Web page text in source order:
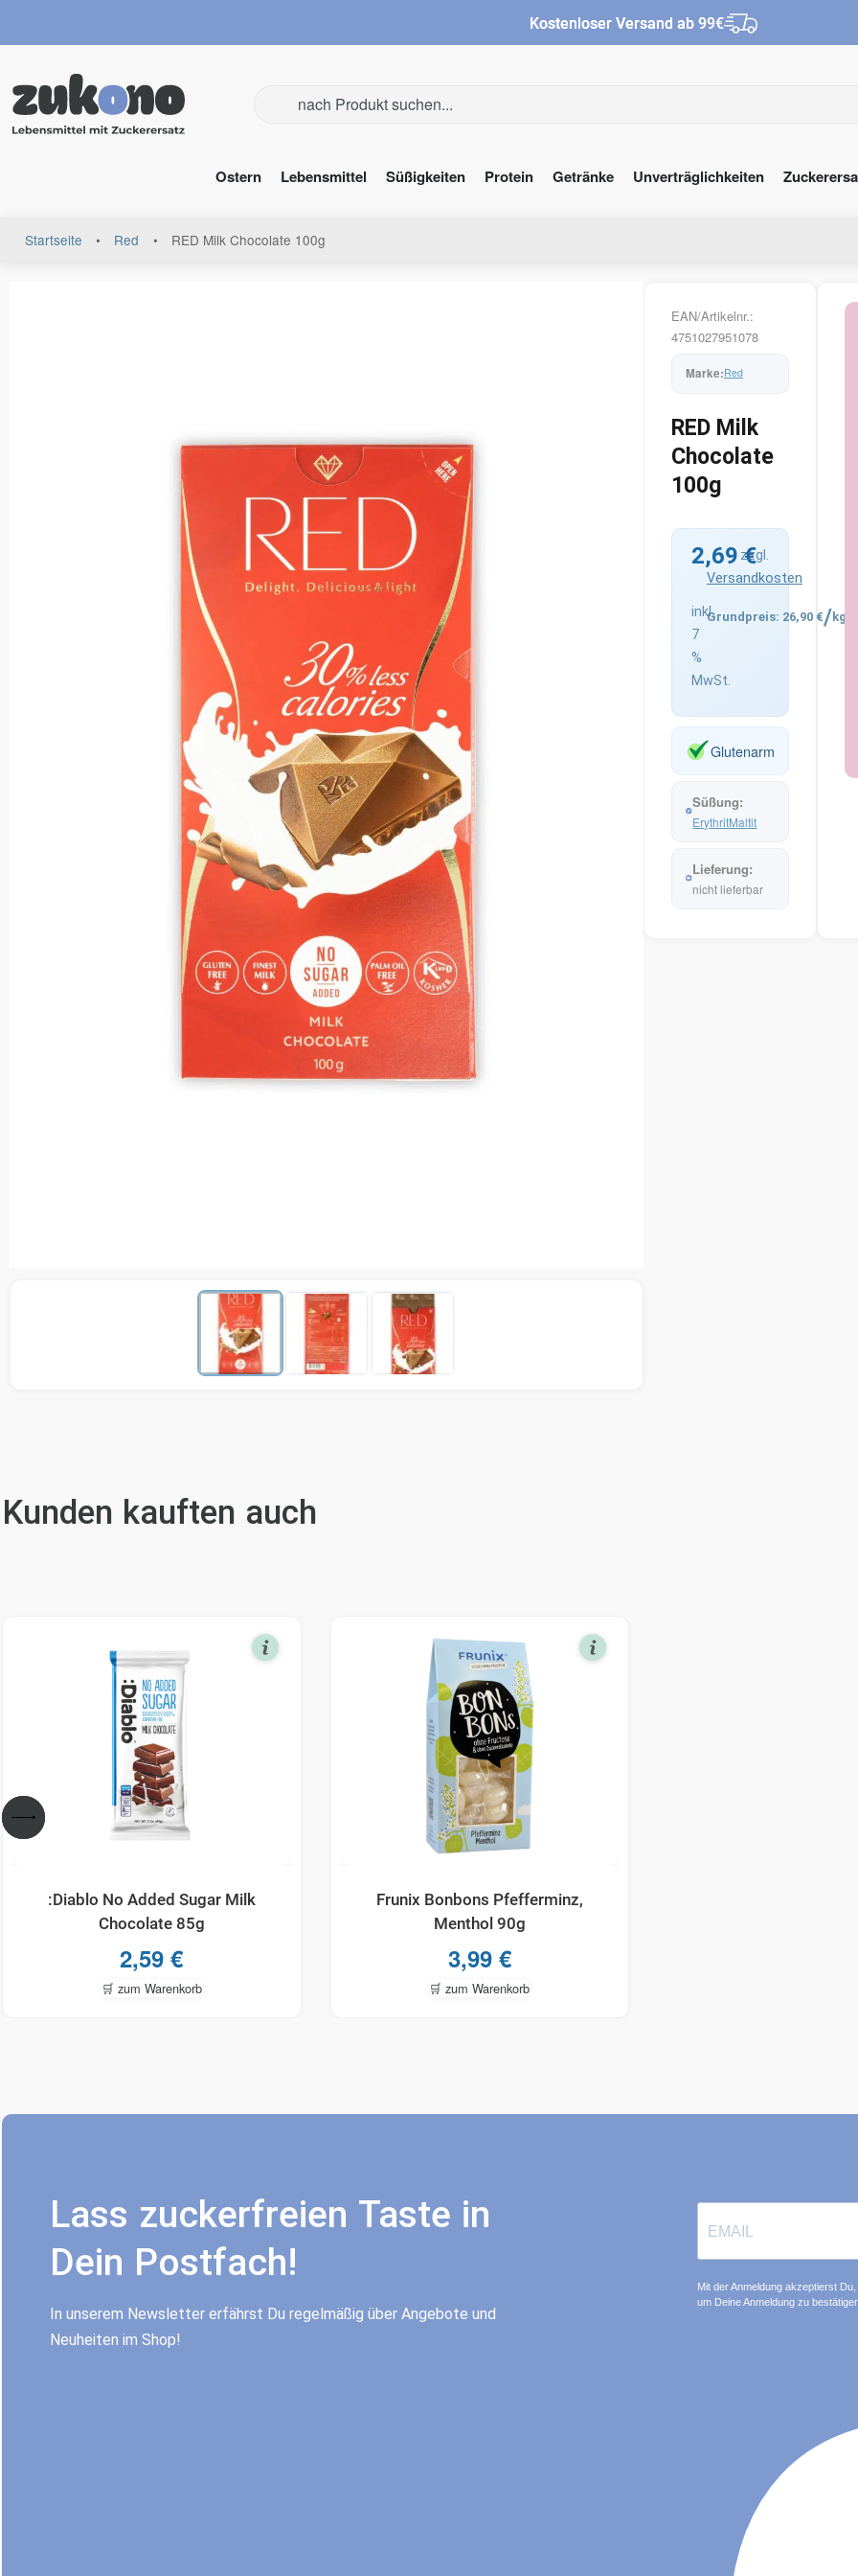
Kostenloser Versand ab 99€
Ostern Lebensmittel Süßigkeiten Protein Getränke Unverträglichkeiten
Startseite • Red • RED Milk Chocolate 100g
EAN/Artikelnr.:
4751027951078
Red
RED Milk
Chocolate
100g
2,69€
inkl.
7
%
MwSt.
zzgl.
Versandkosten
26,90 €/kg
Glutenarm
ErythritMaltit
nicht lieferbar
Kunden kauften auch
:Diablo No Added Sugar Milk
Chocolate 85g
2,59€
🛒 zum Warenkorb
Frunix Bonbons Pfefferminz,
Menthol 90g
3,99 €
🛒 zum Warenkorb
Lass zuckerfreien Taste in
Dein Postfach!
In unserem Newsletter erfährst Du regelmäßig über Angebote und
Neuheiten im Shop!
Mit der Anmeldung akzeptierst
um Deine Anmeldung zu